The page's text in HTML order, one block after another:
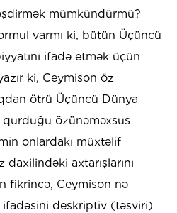
mümkündürmü?
varmı ki, bütün Üçüncü
ifadə etmək üçün
ki, Ceymison öz
ötrü Üçüncü Dünya
özünəməxsus
onlardakı müxtəlif
axtarışlarını
fikrincə, Ceymison nə
ifadəsini deskriptiv (təsviri)